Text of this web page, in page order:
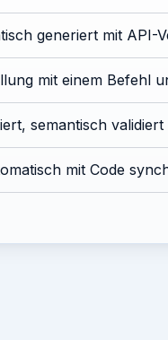
generiert mit API-
mit einem Befehl
semantisch validiert
mit Code